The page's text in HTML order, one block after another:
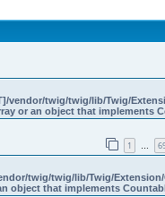
vendor/twig/twig/lib/Twig/
or an object that implements
1
twig/twig/lib/Twig/
object that implements